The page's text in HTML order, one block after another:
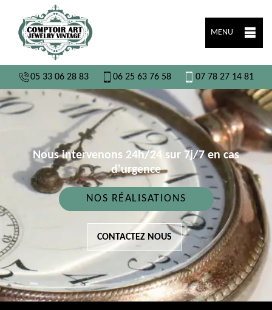
MENU
05 33 06 28 83 06 25 63 76 58 07 78 27 14 81
Nous intervenons 24h/24 sur 7j/7 en cas
d'urgence
NOS RÉALISATIONS
CONTACTEZ NOUS